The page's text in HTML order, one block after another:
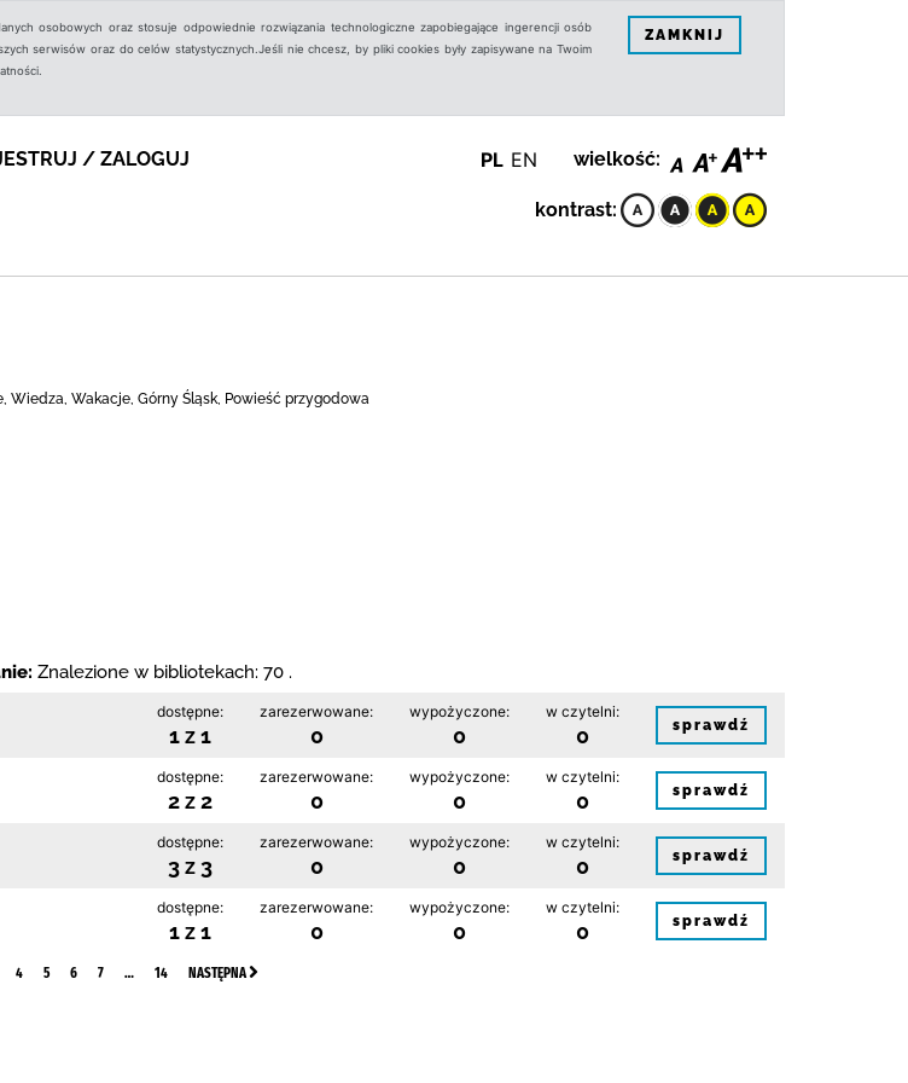
osobowych oraz stosuje odpowiednie rozwiązania technologiczne zapobiegające ingerencji osób
serwisów oraz do celów statystycznych.Jeśli nie chcesz, by pliki cookies były zapisywane na Twoim
ZAMKNIJ
/ ZALOGUJ PL EN wielkość:
kontrast:
Wiedza, Wakacje, Górny Śląsk, Powieść przygodowa
Znalezione w bibliotekach: 70 .
dostępne:
1 z 1
zarezerwowane:
0
wypożyczone:
0
w czytelni:
0 sprawdź
dostępne:
2 z 2
zarezerwowane:
0
wypożyczone:
0
w czytelni:
0 sprawdź
dostępne:
3 z 3
zarezerwowane:
0
wypożyczone:
0
w czytelni:
0 sprawdź
dostępne:
1 z 1
zarezerwowane:
0
wypożyczone:
0
w czytelni:
0 sprawdź
4 5 6 7 … 14 NASTĘPNA